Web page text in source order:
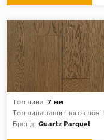
Толщина: 7 мм
Толщина защитного слоя:
Бренд: Quartz Parquet